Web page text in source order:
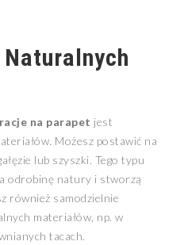
na parapet jest
Możesz postawić na
lub szyszki. Tego typu
odrobinę natury i stworzą
również samodzielnie
materiałów, np. w
tacach.